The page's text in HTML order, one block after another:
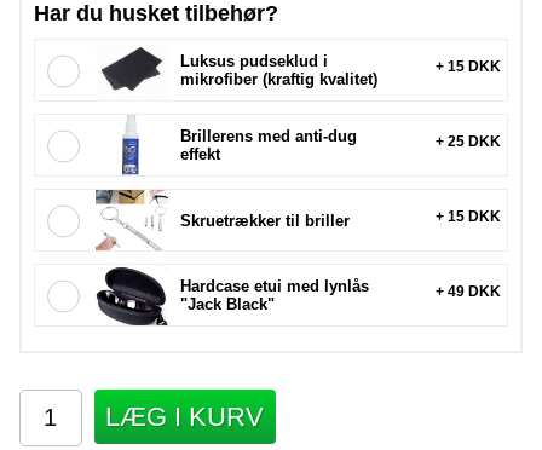
Har du husket tilbehør?
Luksus pudseklud i
mikrofiber (kraftig kvalitet)
+ 15 DKK
Brillerens med anti-dug
effekt
+ 25 DKK
Skruetrækker til briller + 15 DKK
Hardcase etui med lynlås
"Jack Black"
+ 49 DKK
LÆG I KURV